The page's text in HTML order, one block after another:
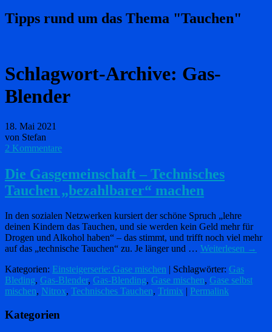
Tipps rund um das Thema "Tauchen"
Schlagwort-Archive: Gas-
Blender
18. Mai 2021
von Stefan
2 Kommentare
Die Gasgemeinschaft – Technisches
Tauchen „bezahlbarer“ machen
In den sozialen Netzwerken kursiert der schöne Spruch „lehre
deinen Kindern das Tauchen, und sie werden kein Geld mehr für
Drogen und Alkohol haben“ – das stimmt, und trifft noch viel mehr
auf das „technische Tauchen“ zu. Je länger und … Weiterlesen →
Kategorien: Einsteigerserie: Gase mischen | Schlagwörter: Gas
Bleding, Gas-Blender, Gas-Blending, Gase mischen, Gase selbst
mischen, Nitrox, Technisches Tauchen, Trimix Permalink
Kategorien